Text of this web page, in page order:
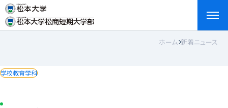
English
ホーム 新着ニュース
学校教育学科